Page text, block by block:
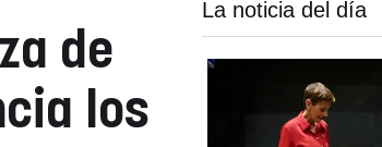
de
los
La noticia del día